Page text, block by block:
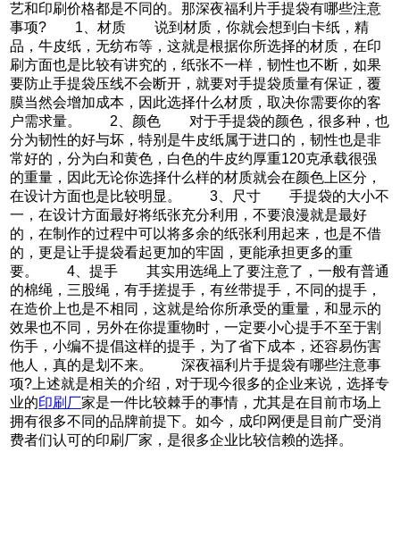
艺和印刷价格都是不同的。那深夜福利片手提袋有哪些注意
事项? 1、材质 说到材质，你就会想到白卡纸，精
品，牛皮纸，无纺布等，这就是根据你所选择的材质，在印
刷方面也是比较有讲究的，纸张不一样，韧性也不断，如果
要防止手提袋压线不会断开，就要对手提袋质量有保证，覆
膜当然会增加成本，因此选择什么材质，取决你需要你的客
户需求量。 2、颜色 对于手提袋的颜色，很多种，也
分为韧性的好与坏，特别是牛皮纸属于进口的，韧性也是非
常好的，分为白和黄色，白色的牛皮约厚重120克承载很强
的重量，因此无论你选择什么样的材质就会在颜色上区分，
在设计方面也是比较明显。 3、尺寸 手提袋的大小不
一，在设计方面最好将纸张充分利用，不要浪漫就是最好
的，在制作的过程中可以将多余的纸张利用起来，也是不借
的，更是让手提袋看起更加的牢固，更能承担更多的重
要。 4、提手 其实用选绳上了要注意了，一般有普通
的棉绳，三股绳，有手搓提手，有丝带提手，不同的提手，
在造价上也是不相同，这就是给你所承受的重量，和显示的
效果也不同，另外在你提重物时，一定要小心提手不至于割
伤手，小编不提倡这样的提手，为了省下成本，还容易伤害
他人，真的是划不来。 深夜福利片手提袋有哪些注意事
项?上述就是相关的介绍，对于现今很多的企业来说，选择专
业的印刷厂家是一件比较棘手的事情，尤其是在目前市场上
拥有很多不同的品牌前提下。如今，成印网便是目前广受消
费者们认可的印刷厂家，是很多企业比较信赖的选择。